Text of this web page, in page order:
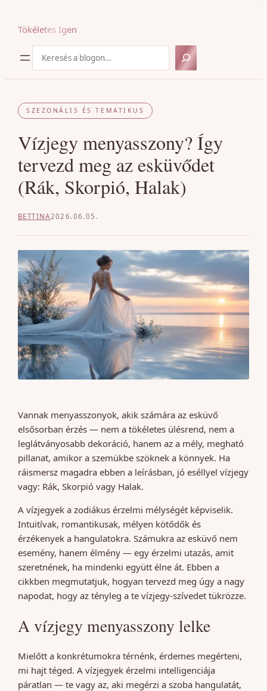
Tökéletes Igen
SZEZONÁLIS ÉS TEMATIKUS
Vízjegy menyasszony? Így
tervezd meg az esküvődet
(Rák, Skorpió, Halak)
BETTINA2026.06.05.
Vannak menyasszonyok, akik számára az esküvő
elsősorban érzés — nem a tökéletes ülésrend, nem a
leglátványosabb dekoráció, hanem az a mély, megható
pillanat, amikor a szemükbe szöknek a könnyek. Ha
ráismersz magadra ebben a leírásban, jó eséllyel vízjegy
vagy: Rák, Skorpió vagy Halak.
A vízjegyek a zodiákus érzelmi mélységét képviselik.
Intuitívak, romantikusak, mélyen kötődők és
érzékenyek a hangulatokra. Számukra az esküvő nem
esemény, hanem élmény — egy érzelmi utazás, amit
szeretnének, ha mindenki együtt élne át. Ebben a
cikkben megmutatjuk, hogyan tervezd meg úgy a nagy
napodat, hogy az tényleg a te vízjegy-szívedet tükrözze.
A vízjegy menyasszony lelke
Mielőtt a konkrétumokra térnénk, érdemes megérteni,
mi hajt téged. A vízjegyek érzelmi intelligenciája
páratlan — te vagy az, aki megérzi a szoba hangulatát,